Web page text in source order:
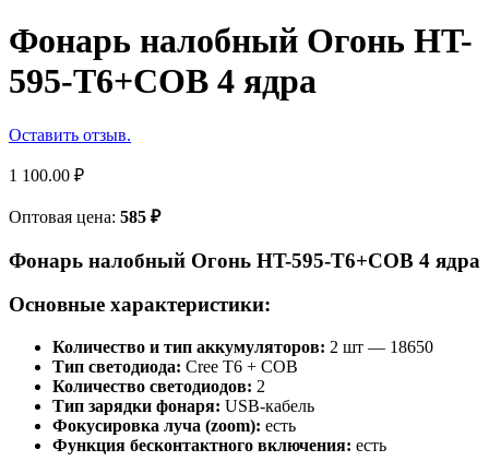
Фонарь налобный Огонь HT-
595-T6+COB 4 ядра
Оставить отзыв.
1 100.00 ₽
Оптовая цена: 585 ₽
Фонарь налобный Огонь HT-595-T6+COB 4 ядра
Основные характеристики:
Количество и тип аккумуляторов: 2 шт — 18650
Тип светодиода: Cree T6 + COB
Количество светодиодов: 2
Тип зарядки фонаря: USB-кабель
Фокусировка луча (zoom): есть
Функция бесконтактного включения: есть